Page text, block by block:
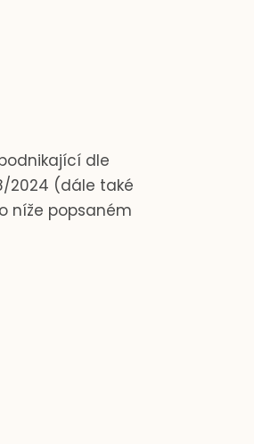
dle
2024 (dále také
níže popsaném